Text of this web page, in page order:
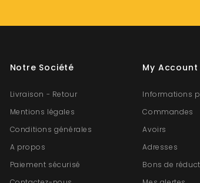
Notre Société
Livraison - Retour
Mentions légales
Conditions générales
A propos
Paiement sécurisé
My Account
Informations
Commandes
Avoirs
Adresses
Bons de